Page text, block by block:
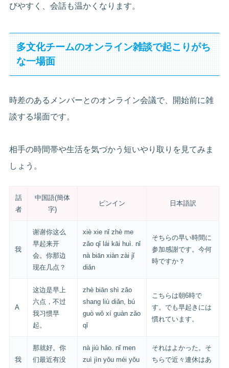
びやすく、会話も温かくなります。
多文化チームのオンライン雑談で起こりがち
な一場面
時差のあるメンバーとのオンライン会議で、開始前に雑
談する場面です。
相手の時間帯や生活を気づかう短いやり取りを見てみま
しょう。
話
者
中国語(簡体
字)
ピンイン 日本語訳
我
谢谢你这么
早起来开
会。你那边
现在几点？
xiè xie nǐ zhè me
zǎo qǐ lái kāi huì. nǐ
nà biān xiàn zài jǐ
diǎn
そちらの早い時間に
参加感謝です。今何
時ですか？
A
这边是早上
六点，不过
我习惯早
起。
zhè biān shì zǎo
shang liù diǎn, bú
guò wǒ xí guàn zǎo
qǐ
こちらは朝6時で
す。でも早起きには
慣れています。
我
那就好。你
们最近有没
nà jiù hǎo. nǐ men
zuì jìn yǒu méi yǒu
それはよかった。そ
ちらで近々連休はあ